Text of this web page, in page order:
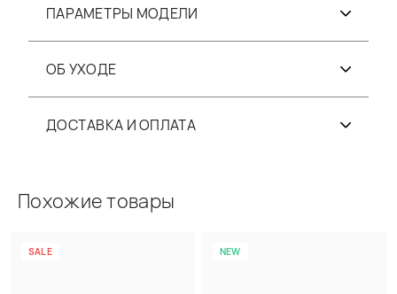
ПАРАМЕТРЫ МОДЕЛИ
ОБ УХОДЕ
ДОСТАВКА И ОПЛАТА
Похожие товары
SALE NEW